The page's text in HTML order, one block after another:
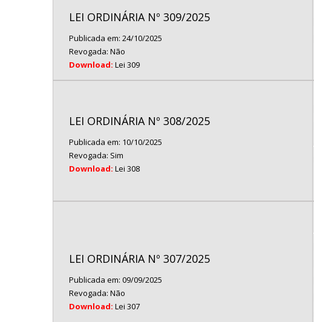
LEI ORDINÁRIA Nº 309/2025
Publicada em: 24/10/2025
Revogada: Não
Download: Lei 309
LEI ORDINÁRIA Nº 308/2025
Publicada em: 10/10/2025
Revogada: Sim
Download: Lei 308
LEI ORDINÁRIA Nº 307/2025
Publicada em: 09/09/2025
Revogada: Não
Download: Lei 307